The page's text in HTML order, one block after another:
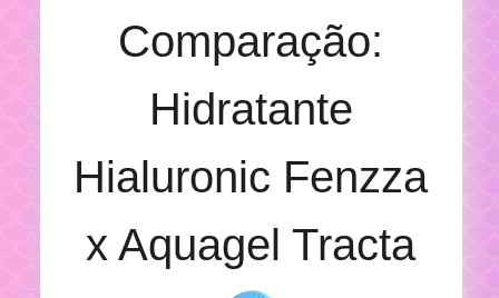
Comparação:
Hidratante
Hialuronic Fenzza
x Aquagel Tracta